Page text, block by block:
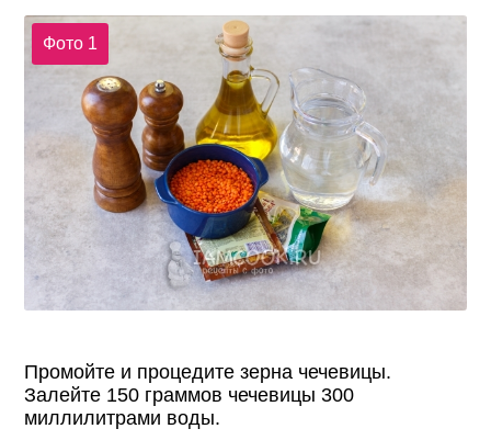
Фото 1
Промойте и процедите зерна чечевицы.
Залейте 150 граммов чечевицы 300
миллилитрами воды.